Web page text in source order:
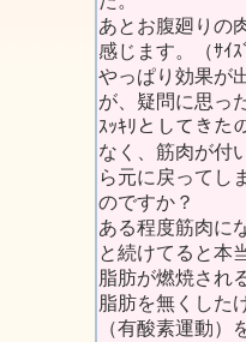
あとお腹廻りの
感じます。（ｻｲ
やっぱり効果が
が、疑問に思っ
ｽｯｷﾘとしてきた
なく、筋肉が付
ら元に戻ってし
のですか？
ある程度筋肉に
と続けてると本
脂肪が燃焼され
脂肪を無くした
（有酸素運動